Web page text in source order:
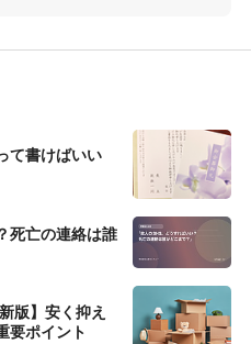
て書けばいい
死亡の連絡は誰
版】安く抑え
要ポイント